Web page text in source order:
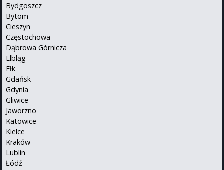
Bydgoszcz
Bytom
Cieszyn
Częstochowa
Dąbrowa Górnicza
Elbląg
Ełk
Gdańsk
Gdynia
Gliwice
Jaworzno
Katowice
Kielce
Kraków
Lublin
Łódź